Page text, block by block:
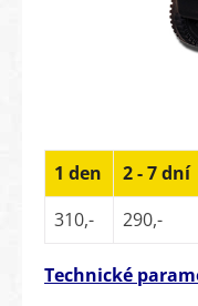
1 den 2 - 7 dní
310,-
290,-
Technické